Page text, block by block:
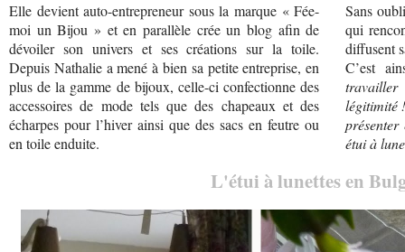
Elle devient auto-entrepreneur sous la marque « Fée-
moi un Bijou » et en parallèle crée un blog afin de
dévoiler son univers et ses créations sur la toile.
Depuis Nathalie a mené à bien sa petite entreprise, en
plus de la gamme de bijoux, celle-ci confectionne des
accessoires de mode tels que des chapeaux et des
écharpes pour l’hiver ainsi que des sacs en feutre ou
en toile enduite.
Sans
qui
diffusent
C’est
légitimité
étui à
L'étui à lunettes en